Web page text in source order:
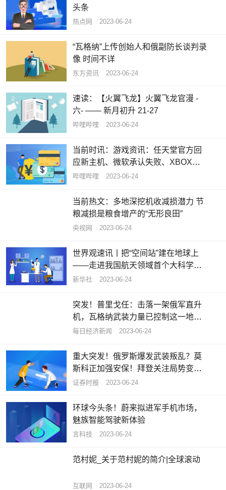
头条
热点网 2023-06-24
“瓦格纳”上传创始人和俄副防长谈判录
像 时间不详
东方资讯 2023-06-24
速读：【火翼飞龙】火翼飞龙官漫 -
六- —— 新月初升 21-27
哔哩哔哩 2023-06-24
当前时讯：游戏资讯：任天堂官方回
应新主机、微软承认失败、XBOX独
占老滚6
哔哩哔哩 2023-06-24
当前热文：多地深挖机收减损潜力 节
粮减损是粮食增产的“无形良田”
央视网 2023-06-24
世界观速讯丨把“空间站”建在地球上
——走进我国航天领域首个大科学装
置
新华社 2023-06-24
突发！普里戈任：击落一架俄军直升
机，瓦格纳武装力量已控制这一地区
包括机场在内的军用设施|天天新资讯
每日经济新闻 2023-06-24
重大突发！俄罗斯爆发武装叛乱？莫
斯科正加强安保！拜登关注局势变
化！香港机场一客机中止起飞11人受
证券时报 2023-06-24
环球今头条！蔚来拟进军手机市场，
魅族智能驾驶新体验
言科技 2023-06-24
范村妮_关于范村妮的简介|全球滚动
互联网 2023-06-24